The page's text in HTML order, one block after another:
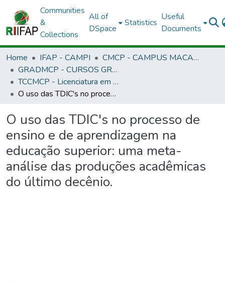
Communities
&
Collections
All of
DSpace
Statistics
Useful
Documents
Home IFAP - CAMPI
CMCP - CAMPUS MACAPÁ
GRADMCP - CURSOS GRADUAÇÃO - CAMPUS MACAPÁ
TCCMCP - Licenciatura em Pedagogia - EAD
O uso das TDIC's no processo de ensino e de aprendizagem na educação superior: uma meta-análise das produções acadêmicas do último decênio.
O uso das TDIC's no processo de
ensino e de aprendizagem na
educação superior: uma meta-
análise das produções acadêmicas
do último decênio.